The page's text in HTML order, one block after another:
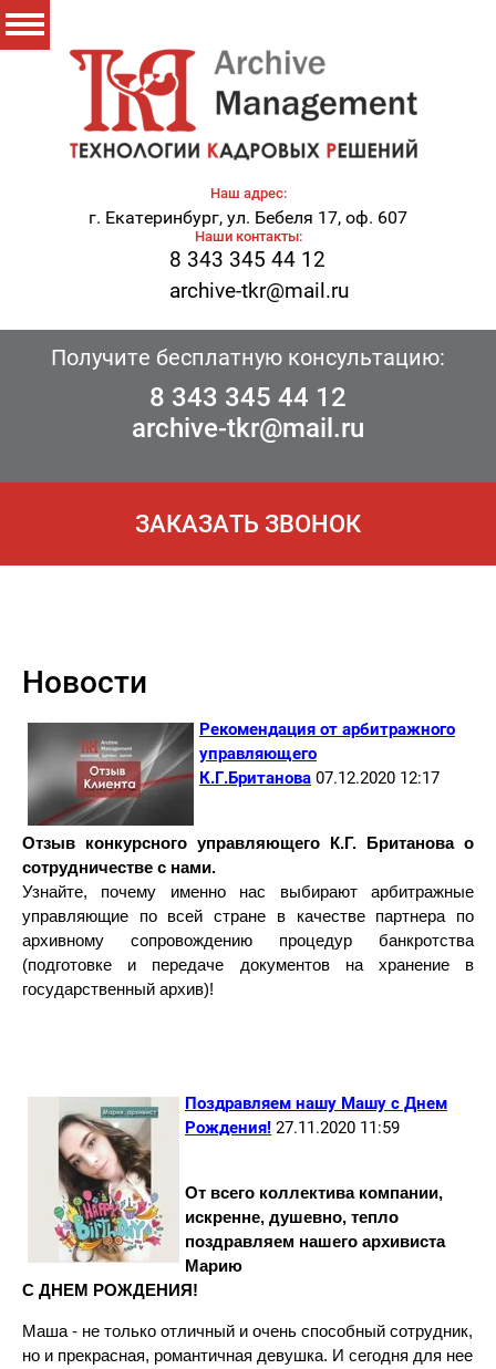
Наш адрес:
г. Екатеринбург, ул. Бебеля 17, оф. 607
Наши контакты:
8 343 345 44 12
archive-tkr@mail.ru
Получите бесплатную консультацию:
8 343 345 44 12
archive-tkr@mail.ru
ЗАКАЗАТЬ ЗВОНОК
Новости
Рекомендация от арбитражного
управляющего
К.Г.Британова 07.12.2020 12:17
Отзыв конкурсного управляющего К.Г. Британова о
сотрудничестве с нами.
Узнайте, почему именно нас выбирают арбитражные
управляющие по всей стране
в качестве партнера по
архивному сопровождению процедур банкротства
(подготовке и передаче документов на хранение в
государственный архив)!
Поздравляем нашу Машу с Днем
Рождения! 27.11.2020 11:59
От всего коллектива компании,
искренне, душевно, тепло
поздравляем нашего архивиста
Марию
С ДНЕМ РОЖДЕНИЯ!
Маша - не только отличный и очень способный сотрудник,
но и прекрасная, романтичная девушка. И сегодня для нее